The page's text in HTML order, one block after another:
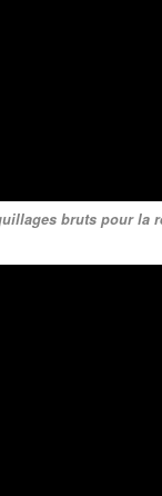
bruts pour la